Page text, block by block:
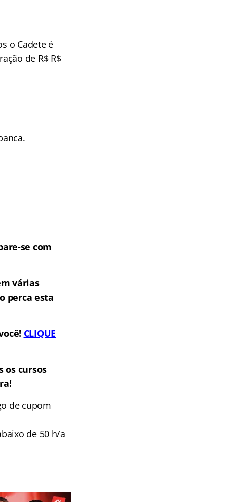
o Cadete é
de R$ R$
se com
várias
perca esta
CLIQUE
os cursos
de cupom
de 50 h/a